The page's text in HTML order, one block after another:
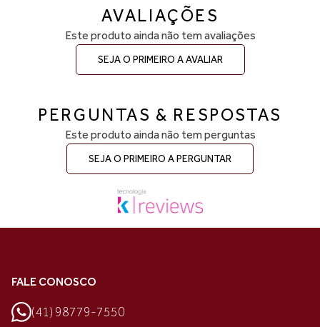
AVALIAÇÕES
Este produto ainda não tem avaliações
SEJA O PRIMEIRO A AVALIAR
PERGUNTAS & RESPOSTAS
Este produto ainda não tem perguntas
SEJA O PRIMEIRO A PERGUNTAR
FALE CONOSCO
(41) 98779-7550